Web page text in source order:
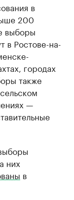
в
200
выборы
в Ростове-на-
городах
также
—
них
в